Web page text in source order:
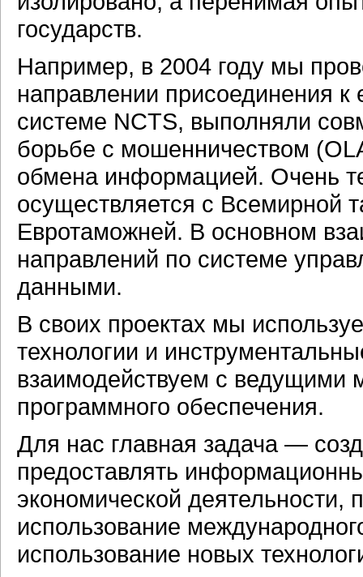
государств.
Например, в 2004 году мы
направлении присоединения к
системе NCTS, выполняли
борьбе с мошенничеством
обмена информацией. Очень
осуществляется с Всемирной
Евротаможней. В основном
направлений по системе
данными.
В своих проектах мы
технологии и
взаимодействуем с ведущими
программного обеспечения.
Для нас главная задача —
предоставлять
экономической деятельности,
использование
использование новых